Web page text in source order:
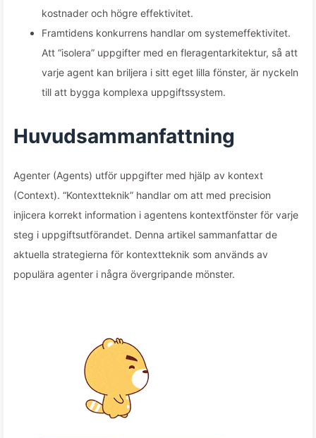
kostnader och högre effektivitet.
Framtidens konkurrens handlar om systemeffektivitet.
Att “isolera” uppgifter med en fleragentarkitektur, så att
varje agent kan briljera i sitt eget lilla fönster, är nyckeln
till att bygga komplexa uppgiftssystem.
Huvudsammanfattning
Agenter (Agents) utför uppgifter med hjälp av kontext
(Context). “Kontextteknik” handlar om att med precision
injicera korrekt information i agentens kontextfönster för varje
steg i uppgiftsutförandet. Denna artikel sammanfattar de
aktuella strategierna för kontextteknik som används av
populära agenter i några övergripande mönster.